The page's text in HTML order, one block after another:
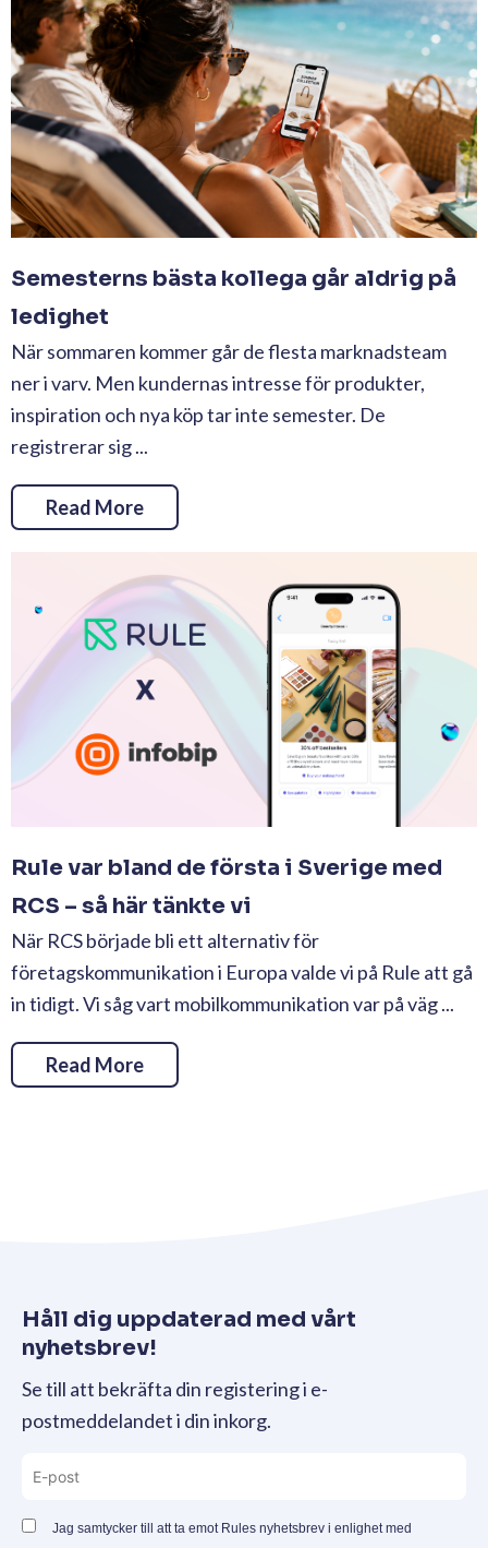
Semesterns bästa kollega går aldrig på
ledighet
När sommaren kommer går de flesta marknadsteam
ner i varv. Men kundernas intresse för produkter,
inspiration och nya köp tar inte semester. De
registrerar sig ...
Read More
Rule var bland de första i Sverige med
RCS – så här tänkte vi
När RCS började bli ett alternativ för
företagskommunikation i Europa valde vi på Rule att gå
in tidigt. Vi såg vart mobilkommunikation var på väg ...
Read More
Håll dig uppdaterad med vårt
nyhetsbrev!
Se till att bekräfta din registering i e-
postmeddelandet i din inkorg.
Jag samtycker till att ta emot Rules nyhetsbrev i enlighet med